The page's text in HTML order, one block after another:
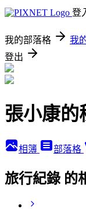
登
我的部落格 我
登出
張小康的
相簿 部落格
旅行紀錄 的